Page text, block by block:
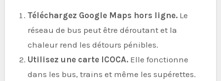
Téléchargez Google Maps hors ligne.Le
réseau de bus peut être déroutant et la
chaleur rend les détours pénibles.
Utilisez une carte ICOCA.Elle fonctionne
dans les bus, trains et même les supérettes.